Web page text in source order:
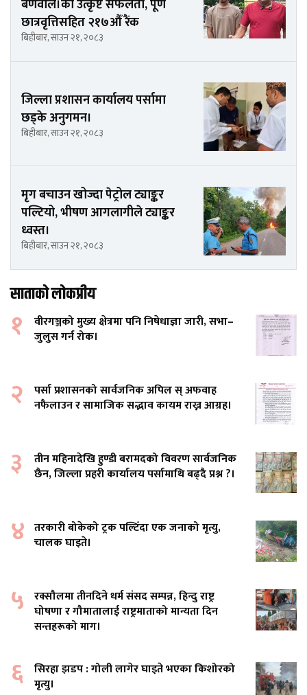
बर्णवाल।को उत्कृष्ट सफलता, पूर्ण
छात्रवृत्तिसहित २१७औँ रैंक
बिहीबार, साउन २१, २०८३
जिल्ला प्रशासन कार्यालय पर्सामा
छड्के अनुगमन।
बिहीबार, साउन २१, २०८३
मृग बचाउन खोज्दा पेट्रोल ट्याङ्कर
पल्टियो, भीषण आगलागीले ट्याङ्कर
ध्वस्त।
बिहीबार, साउन २१, २०८३
साताको लोकप्रीय
१
वीरगञ्जको मुख्य क्षेत्रमा पनि निषेधाज्ञा जारी, सभा–
जुलुस गर्न रोक।
२
पर्सा प्रशासनको सार्वजनिक अपिल स् अफवाह
नफैलाउन र सामाजिक सद्भाव कायम राख्न आग्रह।
३
तीन महिनादेखि हुण्डी बरामदको विवरण सार्वजनिक
छैन, जिल्ला प्रहरी कार्यालय पर्सामाथि बढ्दै प्रश्न ?।
४ तरकारी बोकेको ट्रक पल्टिँदा एक जनाको मृत्यु,
चालक घाइते।
५ रक्सौलमा तीनदिने धर्म संसद सम्पन्न, हिन्दु राष्ट्र
घोषणा र गौमातालाई राष्ट्रमाताको मान्यता दिन
सन्तहरूको माग।
६ सिरहा झडप : गोली लागेर घाइते भएका किशोरको
मृत्यु।